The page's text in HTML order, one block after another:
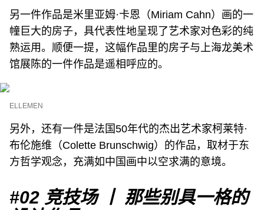
另一件作品是米里亚姆·卡恩（Miriam Cahn）画的一
幢巨大的房子，具代表性地呈现了艺术家对色彩的纯
熟运用。顺便一提，这幅作品里的房子与上海龙美术
馆展陈的一件作品是遥相呼应的。
ELLEMEN
另外，还有一件是法国50年代的杰出艺术家柯莱特·
布伦施维（Colette Brunschwig）的作品，取材于东
方哲学观念，充满如中国画中以空求满的意境。
#02 竞技场 丨 那些别具一格的